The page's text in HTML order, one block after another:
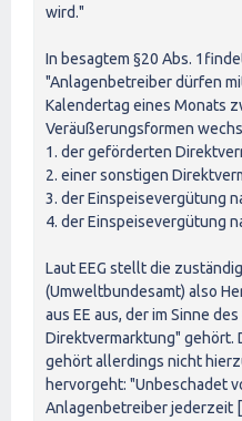
wird."
In besagtem §20 Abs.
"Anlagenbetreiber dürfen
Kalendertag eines Monats
Veräußerungsformen
1. der geförderten
2. einer sonstigen
3. der Einspeisevergütung
4. der Einspeisevergütung
Laut EEG stellt die
(Umweltbundesamt) also
aus EE aus, der im Sinne
Direktvermarktung" gehört.
gehört allerdings nicht
hervorgeht: "Unbeschadet
Anlagenbetreiber jederzeit